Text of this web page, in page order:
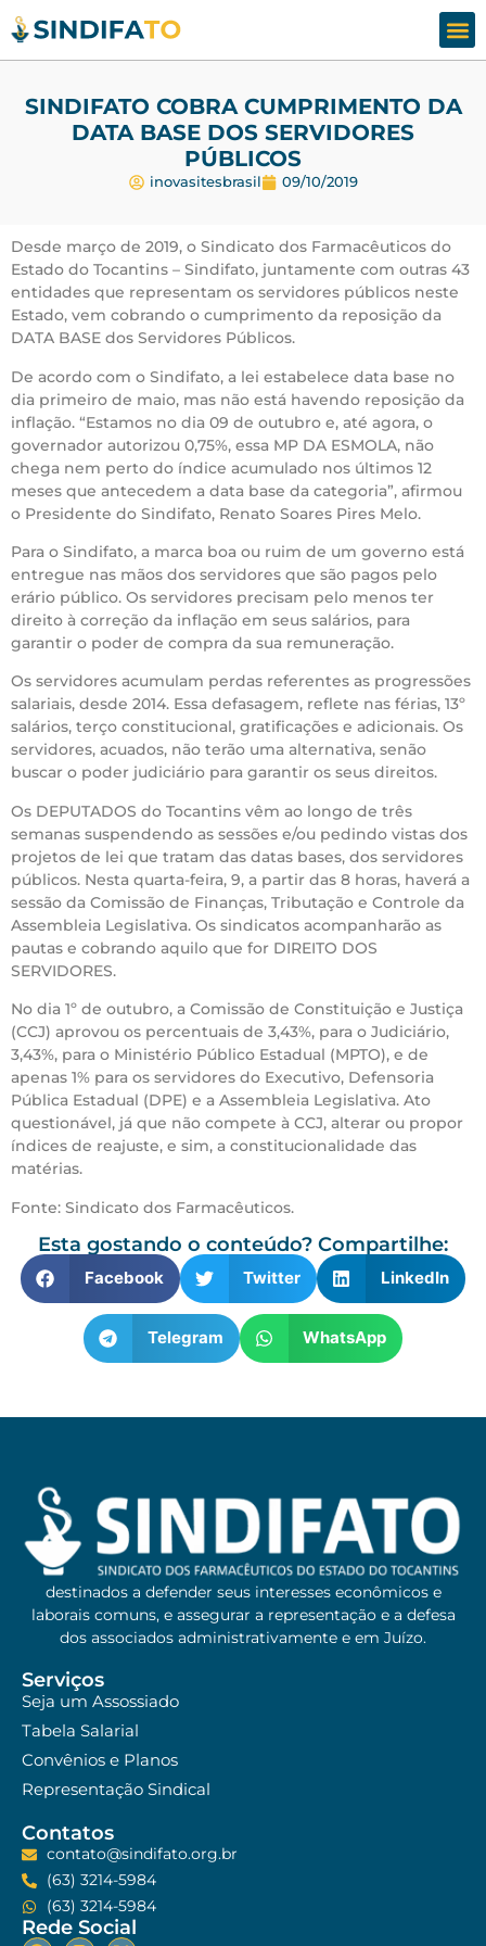
SINDIFATO COBRA CUMPRIMENTO DA
DATA BASE DOS SERVIDORES
PÚBLICOS
inovasitesbrasil 09/10/2019
Desde março de 2019, o Sindicato dos Farmacêuticos do
Estado do Tocantins – Sindifato, juntamente com outras 43
entidades que representam os servidores públicos neste
Estado, vem cobrando o cumprimento da reposição da
DATA BASE dos Servidores Públicos.
De acordo com o Sindifato, a lei estabelece data base no
dia primeiro de maio, mas não está havendo reposição da
inflação. “Estamos no dia 09 de outubro e, até agora, o
governador autorizou 0,75%, essa MP DA ESMOLA, não
chega nem perto do índice acumulado nos últimos 12
meses que antecedem a data base da categoria”, afirmou
o Presidente do Sindifato, Renato Soares Pires Melo.
Para o Sindifato, a marca boa ou ruim de um governo está
entregue nas mãos dos servidores que são pagos pelo
erário público. Os servidores precisam pelo menos ter
direito à correção da inflação em seus salários, para
garantir o poder de compra da sua remuneração.
Os servidores acumulam perdas referentes as progressões
salariais, desde 2014. Essa defasagem, reflete nas férias, 13º
salários, terço constitucional, gratificações e adicionais. Os
servidores, acuados, não terão uma alternativa, senão
buscar o poder judiciário para garantir os seus direitos.
Os DEPUTADOS do Tocantins vêm ao longo de três
semanas suspendendo as sessões e/ou pedindo vistas dos
projetos de lei que tratam das datas bases, dos servidores
públicos. Nesta quarta-feira, 9, a partir das 8 horas, haverá a
sessão da Comissão de Finanças, Tributação e Controle da
Assembleia Legislativa. Os sindicatos acompanharão as
pautas e cobrando aquilo que for DIREITO DOS
SERVIDORES.
No dia 1º de outubro, a Comissão de Constituição e Justiça
(CCJ) aprovou os percentuais de 3,43%, para o Judiciário,
3,43%, para o Ministério Público Estadual (MPTO), e de
apenas 1% para os servidores do Executivo, Defensoria
Pública Estadual (DPE) e a Assembleia Legislativa. Ato
questionável, já que não compete à CCJ, alterar ou propor
índices de reajuste, e sim, a constitucionalidade das
matérias.
Fonte: Sindicato dos Farmacêuticos.
Esta gostando o conteúdo? Compartilhe:
Facebook Twitter LinkedIn
Telegram WhatsApp
destinados a defender seus interesses econômicos e
laborais comuns, e assegurar a representação e a defesa
dos associados administrativamente e em Juízo.
Serviços
Seja um Assossiado
Tabela Salarial
Convênios e Planos
Representação Sindical
Contatos
contato@sindifato.org.br
(63) 3214-5984
(63) 3214-5984
Rede Social